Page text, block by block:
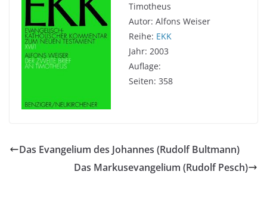
Timotheus
Autor: Alfons Weiser
Reihe: EKK
Jahr: 2003
Auflage:
Seiten: 358
Das Evangelium des Johannes (Rudolf Bultmann)
Das Markusevangelium (Rudolf Pesch)